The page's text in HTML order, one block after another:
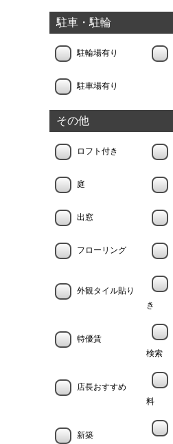
駐車・駐輪
駐輪場有り
駐車場有り
その他
ロフト付き
庭
出窓
フローリング
外観タイル貼り
き
特優賃
検索
店長おすすめ
料
新築